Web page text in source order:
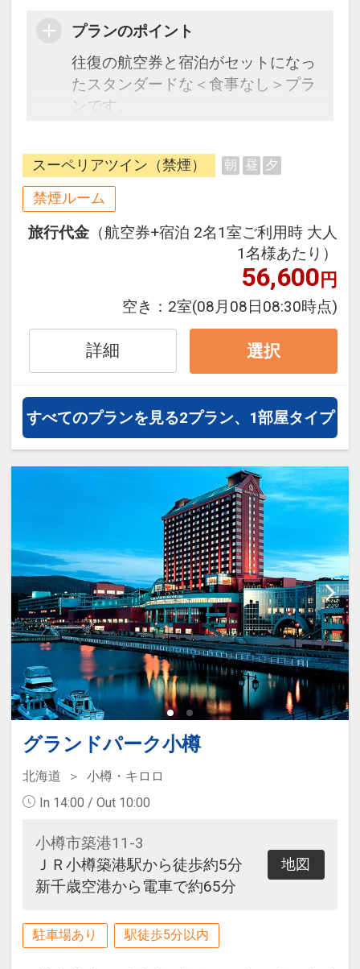
プランのポイント
往復の航空券と宿泊がセットになっ
たスタンダードな＜食事なし＞プラ
ンです。
できるダイナミックパッケージだか
ら、一都市滞在はもちろん周遊旅行
にも最適！
旅行期間中の1泊だけの宿泊や延
泊・飛び泊なども自由自在です。
フライトは、安心のJAL（または
JALグループ）確約！フライトマイ
ル50%貯まります。
通・体験プランなどの追加（同時予
約）が可能なプランもございます。
スーペリアツイン（禁煙） 朝 昼 夕
禁煙ルーム
旅行代金 （航空券+宿泊 2名1室ご利用時 大人
1名様あたり）
56,600円
空き： 2室(08月08日08:30時点)
詳細 選択
すべてのプランを見る2プラン、1部屋タイプ
グランドパーク小樽
北海道
小樽・キロロ
In 14:00 / Out 10:00
小樽市築港11-3
ＪＲ小樽築港駅から徒歩約5分
新千歳空港から電車で約65分
地図
駐車場あり 駅徒歩5分以内